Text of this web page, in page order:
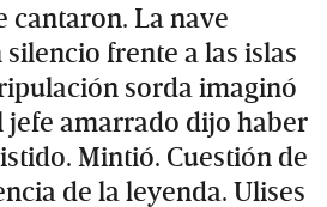
cantaron. La nave
frente a las islas
sorda imaginó
jefe amarrado dijo haber
Mintió. Cuestión de
de la leyenda. Ulises